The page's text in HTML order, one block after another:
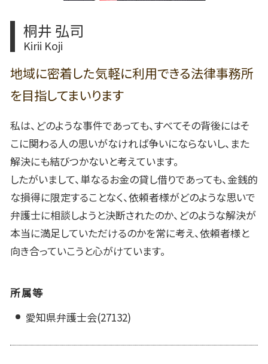
桐井 弘司
Kirii Koji
地域に密着した気軽に利用できる法律事務所
を目指してまいります
私は、どのような事件であっても、すべてその背後にはそ
こに関わる人の思いがなければ争いにならないし、また
解決にも結びつかないと考えています。
したがいまして、単なるお金の貸し借りであっても、金銭的
な損得に限定することなく、依頼者様がどのような思いで
弁護士に相談しようと決断されたのか、どのような解決が
本当に満足していただけるのかを常に考え、依頼者様と
向き合っていこうと心がけています。
所属等
愛知県弁護士会(27132)